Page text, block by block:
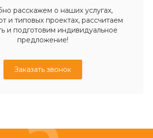
расскажем о наших услугах,
и типовых проектах, рассчитаем
и подготовим индивидуальное
предложение!
Заказать звонок